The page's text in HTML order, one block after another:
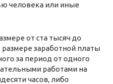
человека или иные
от ста тысяч до
размере заработной платы
за период от одного
работами на
часов, либо